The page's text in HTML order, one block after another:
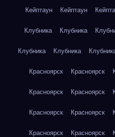
Кейптаун Кейптаун
Клубника Клубника
Клубника Клубника
Красноярск Красноярск
Красноярск Красноярск
Красноярск Красноярск
Красноярск Красноярск